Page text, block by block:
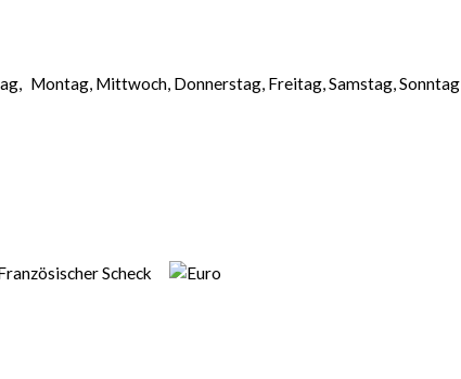
Montag, Mittwoch, Donnerstag, Freitag, Samstag, Sonntag